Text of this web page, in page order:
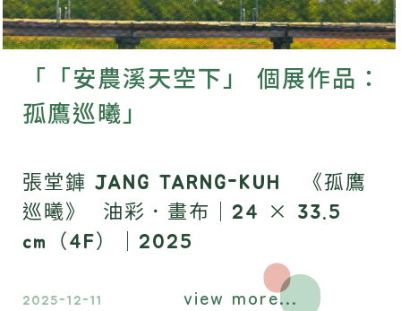
「「安農溪天空下」 個展作品：
孤鷹巡曦」
張堂龲 JANG TARNG-KUH 《孤鷹
巡曦》 油彩．畫布｜24 × 33.5
cm（4F）｜2025
2025-12-11 view more...